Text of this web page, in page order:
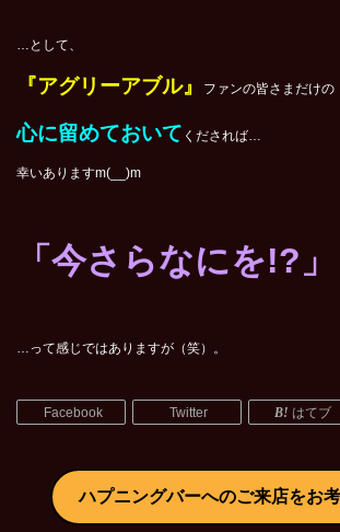
…として、
『アグリーアブル』 ファンの皆さまだけの
心に留めておいて くだされば…
幸いありますm(__)m
「今さらなにを!?」
…って感じではありますが（笑）。
Facebook Twitter はてブ
ハプニングバーへのご来店をお